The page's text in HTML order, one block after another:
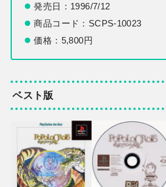
発売日：1996/7/12
商品コード：SCPS-10023
価格：5,800円
ベスト版